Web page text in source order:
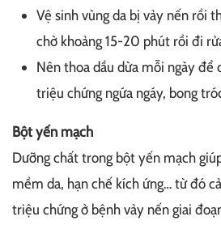
Vệ sinh vùng da bị vảy nến rồi
chờ khoảng 15-20 phút rồi đi
Nên thoa dầu dừa mỗi ngày để
triệu chứng ngứa ngáy, bong
Bột yến mạch
Dưỡng chất trong bột yến mạch
mềm da, hạn chế kích ứng… từ đó
triệu chứng ở bệnh vảy nến giai